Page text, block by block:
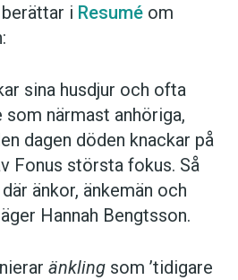
i Resumé om
sina husdjur och ofta
som närmast anhöriga,
dagen döden knackar på
Fonus största fokus. Så
änkor, änkemän och
Hannah Bengtsson.
änkling som ’tidigare